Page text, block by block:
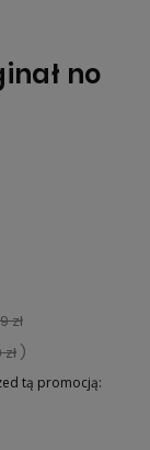
no
zł
)
tą promocją: